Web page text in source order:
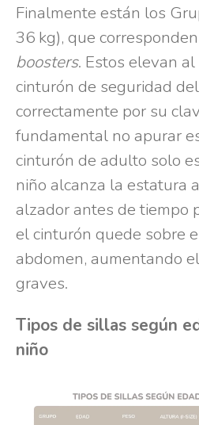
Finalmente están los
36 kg), que
boosters. Estos elevan
cinturón de seguridad
correctamente por su
fundamental no apurar
cinturón de adulto solo
niño alcanza la estatura
alzador antes de tiempo
el cinturón quede sobre
abdomen, aumentando
graves.
Tipos de sillas según
niño